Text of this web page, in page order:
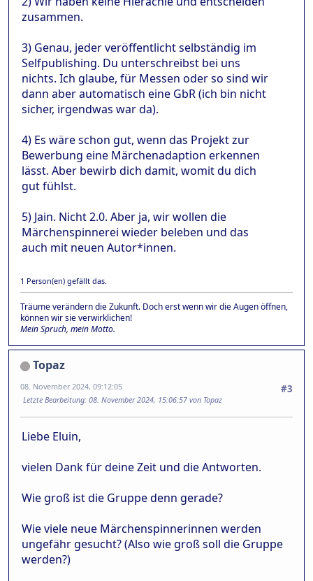
zusammen.
3) Genau, jeder veröffentlicht selbständig im
Selfpublishing. Du unterschreibst bei uns
nichts. Ich glaube, für Messen oder so sind wir
dann aber automatisch eine GbR (ich bin nicht
sicher, irgendwas war da).
4) Es wäre schon gut, wenn das Projekt zur
Bewerbung eine Märchenadaption erkennen
lässt. Aber bewirb dich damit, womit du dich
gut fühlst.
5) Jain. Nicht 2.0. Aber ja, wir wollen die
Märchenspinnerei wieder beleben und das
auch mit neuen Autor*innen.
1 Person(en) gefällt das.
Träume verändern die Zukunft. Doch erst wenn wir die Augen öffnen,
können wir sie verwirklichen!
Mein Spruch, mein Motto.
Topaz
#3
08. November 2024, 09:12:05
Letzte Bearbeitung: 08. November 2024, 15:06:57 von Topaz
Liebe Eluin,
vielen Dank für deine Zeit und die Antworten.
Wie groß ist die Gruppe denn gerade?
Wie viele neue Märchenspinnerinnen werden
ungefähr gesucht? (Also wie groß soll die Gruppe
werden?)